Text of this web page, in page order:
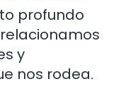
profundo
y
nos rodea.